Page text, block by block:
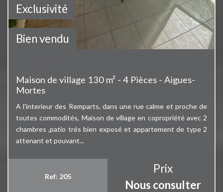
Bien vendu
Exclusivité
Maison de village 130 m² - 4 Pièces - Aigues-
Mortes
A l'interieur des Remparts, dans une rue calme et proche de
toutes commodités, Maison de village en copropriété avec 2
chambres ,patio trés bien exposé et appartement de type 2
attenant et pouvant...
Ref: 205
Prix
Nous consulter